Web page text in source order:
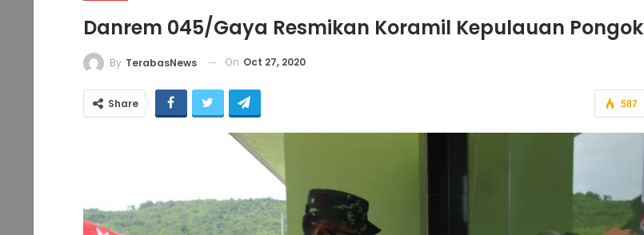
Danrem 045/Gaya Resmikan Koramil Kepulauan Pongok
By TerabasNews On Oct 27, 2020
587
Share